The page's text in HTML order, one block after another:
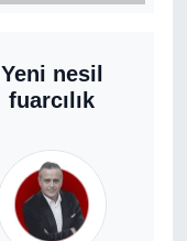
Yeni nesil
fuarcılık